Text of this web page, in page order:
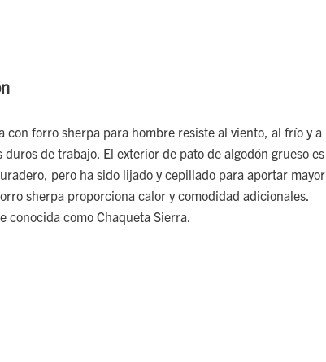
con forro sherpa para hombre resiste al viento, al frío y a
duros de trabajo. El exterior de pato de algodón grueso es
pero ha sido lijado y cepillado para aportar mayor
sherpa proporciona calor y comodidad adicionales.
conocida como Chaqueta Sierra.